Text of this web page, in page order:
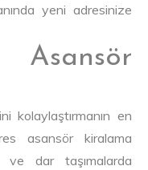
yeni adresinize
kolaylaştırmanın en
asansör kiralama
dar taşımalarda